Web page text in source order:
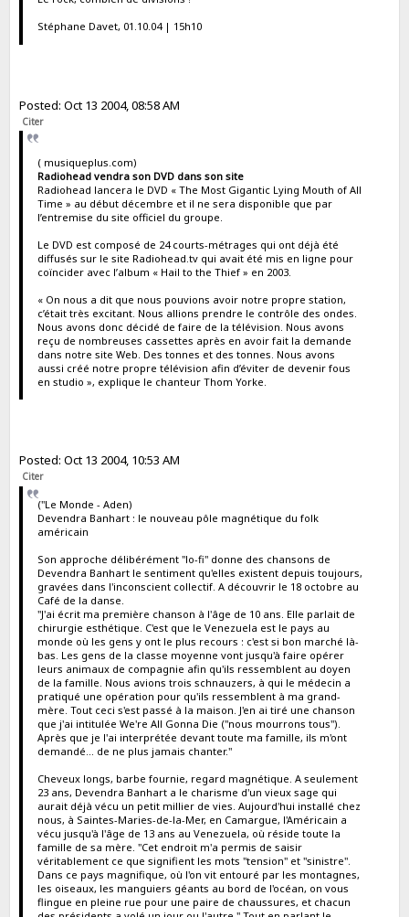
Stéphane Davet, 01.10.04 | 15h10
Posted: Oct 13 2004, 08:58 AM
Citer
( musiqueplus.com)
Radiohead vendra son DVD dans son site
Radiohead lancera le DVD « The Most Gigantic Lying Mouth of All
Time » au début décembre et il ne sera disponible que par
l’entremise du site officiel du groupe.
Le DVD est composé de 24 courts-métrages qui ont déjà été
diffusés sur le site Radiohead.tv qui avait été mis en ligne pour
coïncider avec l’album « Hail to the Thief » en 2003.
« On nous a dit que nous pouvions avoir notre propre station,
c’était très excitant. Nous allions prendre le contrôle des ondes.
Nous avons donc décidé de faire de la télévision. Nous avons
reçu de nombreuses cassettes après en avoir fait la demande
dans notre site Web. Des tonnes et des tonnes. Nous avons
aussi créé notre propre télévision afin d’éviter de devenir fous
en studio », explique le chanteur Thom Yorke.
Posted: Oct 13 2004, 10:53 AM
Citer
("Le Monde - Aden)
Devendra Banhart : le nouveau pôle magnétique du folk
américain
Son approche délibérément "lo-fi" donne des chansons de
Devendra Banhart le sentiment qu'elles existent depuis toujours,
gravées dans l'inconscient collectif. A découvrir le 18 octobre au
Café de la danse.
"J'ai écrit ma première chanson à l'âge de 10 ans. Elle parlait de
chirurgie esthétique. C'est que le Venezuela est le pays au
monde où les gens y ont le plus recours : c'est si bon marché là-
bas. Les gens de la classe moyenne vont jusqu'à faire opérer
leurs animaux de compagnie afin qu'ils ressemblent au doyen
de la famille. Nous avions trois schnauzers, à qui le médecin a
pratiqué une opération pour qu'ils ressemblent à ma grand-
mère. Tout ceci s'est passé à la maison. J'en ai tiré une chanson
que j'ai intitulée We're All Gonna Die ("nous mourrons tous").
Après que je l'ai interprétée devant toute ma famille, ils m'ont
demandé... de ne plus jamais chanter."
Cheveux longs, barbe fournie, regard magnétique. A seulement
23 ans, Devendra Banhart a le charisme d'un vieux sage qui
aurait déjà vécu un petit millier de vies. Aujourd'hui installé chez
nous, à Saintes-Maries-de-la-Mer, en Camargue, l'Américain a
vécu jusqu'à l'âge de 13 ans au Venezuela, où réside toute la
famille de sa mère. "Cet endroit m'a permis de saisir
véritablement ce que signifient les mots "tension" et "sinistre".
Dans ce pays magnifique, où l'on vit entouré par les montagnes,
les oiseaux, les manguiers géants au bord de l'océan, on vous
flingue en pleine rue pour une paire de chaussures, et chacun